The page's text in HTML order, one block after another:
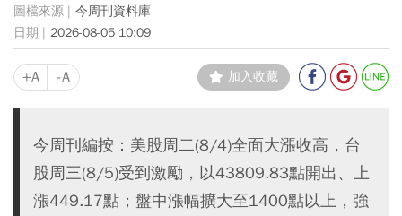
今周刊資料庫
2026-08-05 10:09
+A -A 加入收藏
今周刊編按：美股周二(8/4)全面大漲收高，台
股周三(8/5)受到激勵，以43809.83點開出、上
漲449.17點；盤中漲幅擴大至1400點以上，強